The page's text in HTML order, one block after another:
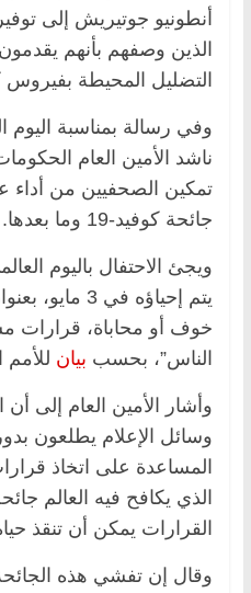
أنطونيو جوتيريش إلى
الذين وصفهم بأنهم يقدمون
التضليل المحيطة بفيروس
وفي رسالة بمناسبة اليوم
ناشد الأمين العام
تمكين الصحفيين من
جائحة كوفيد-19 وما بعدها.
ويجئ الاحتفال باليوم
يتم إحياؤه في
خوف أو محاباة، قرارات
الناس”، بحسب بيان للأمم
وأشار الأمين العام إلى
وسائل الإعلام يطلعون
المساعدة على اتخاذ
القرارات يمكن أن تنقذ
وقال إن تفشي هذه